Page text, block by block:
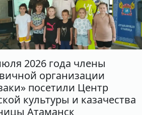
2026 года члены
организации
посетили Центр
культуры и казачества
Атаманск